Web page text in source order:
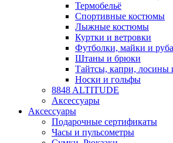
Термобельё
Спортивные костюмы
Лыжные костюмы
Куртки и ветровки
Футболки, майки и
Штаны и брюки
Тайтсы, капри, лосины
Носки и гольфы
8848 ALTITUDE
Аксессуары
Аксессуары
Подарочные сертификаты
Часы и пульсометры